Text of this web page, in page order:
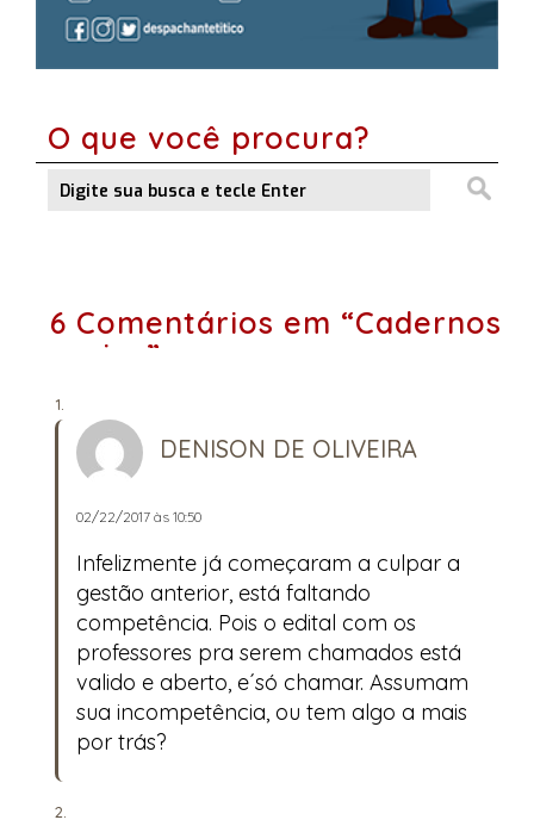
O que você procura?
6 Comentários em “Cadernos
vazios”
DENISON DE OLIVEIRA
02/22/2017 às 10:50
Infelizmente já começaram a culpar a
gestão anterior, está faltando
competência. Pois o edital com os
professores pra serem chamados está
valido e aberto, e´só chamar. Assumam
sua incompetência, ou tem algo a mais
por trás?